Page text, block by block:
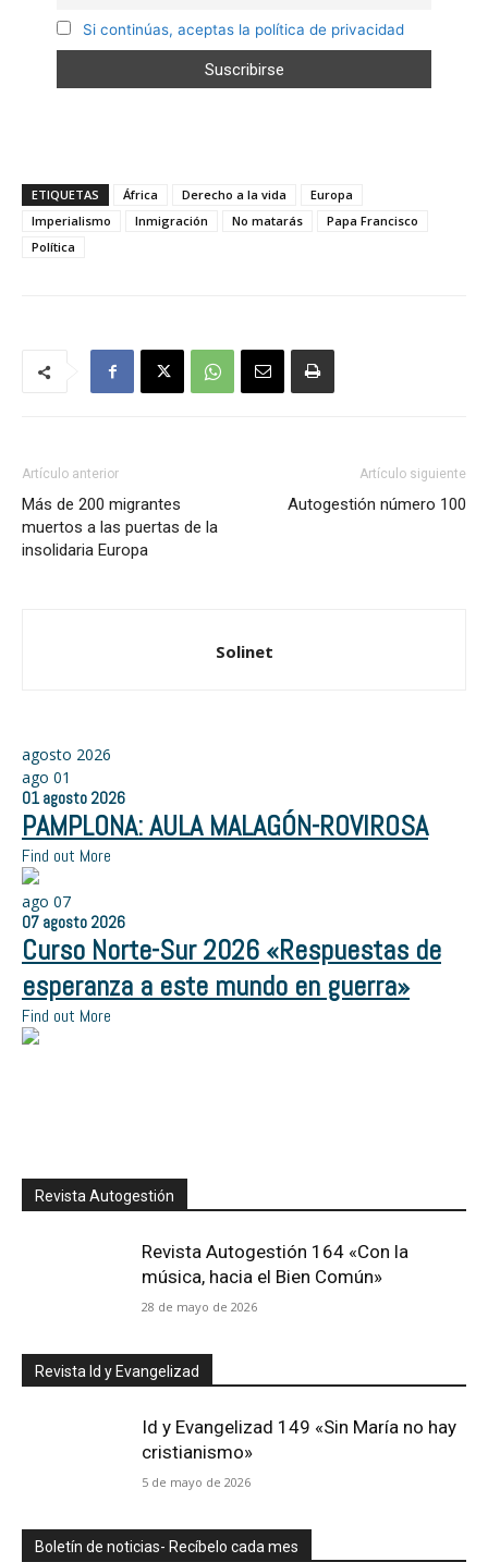
Si continúas, aceptas la política de privacidad
ETIQUETAS África Derecho a la vida
Europa
Imperialismo
Inmigración No matarás
Papa Francisco
Política
Artículo anterior
Más de 200 migrantes
muertos a las puertas de la
insolidaria Europa
Artículo siguiente
Autogestión número 100
Solinet
agosto 2026
ago 01
01 agosto 2026
PAMPLONA: AULA MALAGÓN-ROVIROSA
Find out More
ago 07
07 agosto 2026
Curso Norte-Sur 2026 «Respuestas de
esperanza a este mundo en guerra»
Find out More
Revista Autogestión
Revista Autogestión 164 «Con la
música, hacia el Bien Común»
28 de mayo de 2026
Revista Id y Evangelizad
Id y Evangelizad 149 «Sin María no hay
cristianismo»
5 de mayo de 2026
Boletín de noticias- Recíbelo cada mes